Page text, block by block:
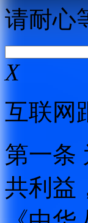
请耐心
X
互联网
第一条
共利益